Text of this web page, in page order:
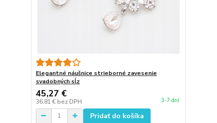
Elegantné náušnice strieborné zavesenie
svadobných sĺz
45,27 €
36,81 € bez DPH 3-7 dní
Pridať do košíka